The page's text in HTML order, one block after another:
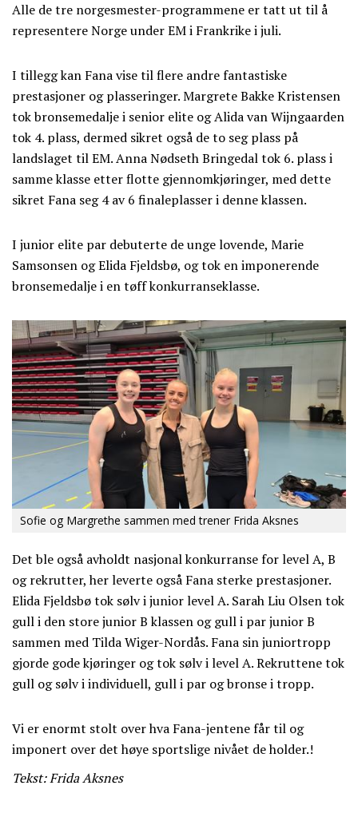
Alle de tre norgesmester-programmene er tatt ut til å
representere Norge under EM i Frankrike i juli.
I tillegg kan Fana vise til flere andre fantastiske
prestasjoner og plasseringer. Margrete Bakke Kristensen
tok bronsemedalje i senior elite og Alida van Wijngaarden
tok 4. plass, dermed sikret også de to seg plass på
landslaget til EM. Anna Nødseth Bringedal tok 6. plass i
samme klasse etter flotte gjennomkjøringer, med dette
sikret Fana seg 4 av 6 finaleplasser i denne klassen.
I junior elite par debuterte de unge lovende, Marie
Samsonsen og Elida Fjeldsbø, og tok en imponerende
bronsemedalje i en tøff konkurranseklasse.
Sofie og Margrethe sammen med trener Frida Aksnes
Det ble også avholdt nasjonal konkurranse for level A, B
og rekrutter, her leverte også Fana sterke prestasjoner.
Elida Fjeldsbø tok sølv i junior level A. Sarah Liu Olsen tok
gull i den store junior B klassen og gull i par junior B
sammen med Tilda Wiger-Nordås. Fana sin juniortropp
gjorde gode kjøringer og tok sølv i level A. Rekruttene tok
gull og sølv i individuell, gull i par og bronse i tropp.
Vi er enormt stolt over hva Fana-jentene får til og
imponert over det høye sportslige nivået de holder.!
Tekst: Frida Aksnes